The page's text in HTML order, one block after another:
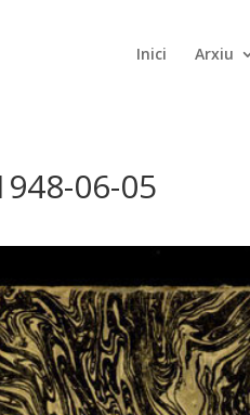
Inici Arxiu
06-05